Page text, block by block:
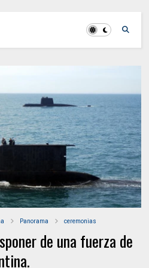
Panorama ceremonias
de una fuerza de